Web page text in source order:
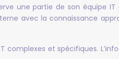
une partie de son équipe
avec la connaissance
et spécifiques.